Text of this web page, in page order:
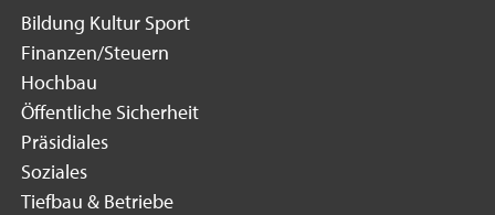
Bildung Kultur Sport
Finanzen/Steuern
Hochbau
Öffentliche Sicherheit
Präsidiales
Soziales
Tiefbau & Betriebe